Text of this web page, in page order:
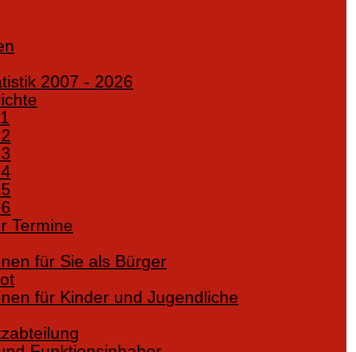
2007 - 2026
Termine
für Sie als Bürger
für Kinder und Jugendliche